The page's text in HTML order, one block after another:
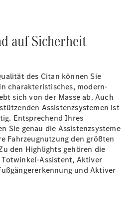
auf Sicherheit
des Citan können Sie
charakteristisches, modern-
sich von der Masse ab. Auch
Assistenzsystemen ist
Entsprechend Ihres
Sie genau die Assistenzsysteme
Fahrzeugnutzung den größten
den Highlights gehören die
Assistent, Aktiver
und Aktiver